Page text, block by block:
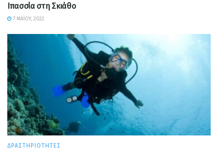
Ιπασσία στη Σκιάθο
7 ΜΑΪ́ΟΥ, 2022
ΔΡΑΣΤΗΡΙΌΤΗΤΕΣ